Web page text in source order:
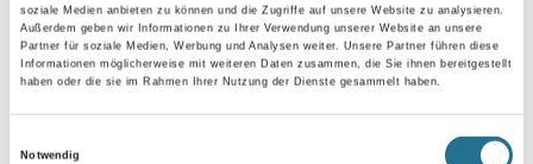
soziale Medien anbieten zu können und die Zugriffe auf unsere Website zu analysieren.
Außerdem geben wir Informationen zu Ihrer Verwendung unserer Website an unsere
Partner für soziale Medien, Werbung und Analysen weiter. Unsere Partner führen diese
Informationen möglicherweise mit weiteren Daten zusammen, die Sie ihnen bereitgestellt
haben oder die sie im Rahmen Ihrer Nutzung der Dienste gesammelt haben.
Notwendig